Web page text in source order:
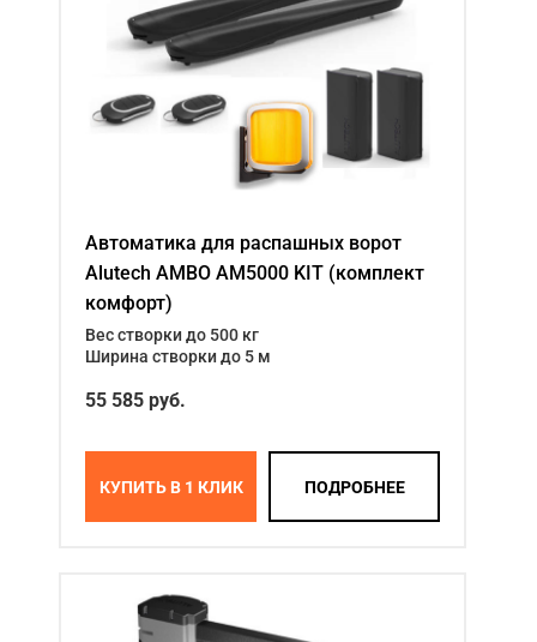
Автоматика для распашных ворот
Alutech AMBO AM5000 KIT (комплект
комфорт)
Вес створки до 500 кг
Ширина створки до 5 м
55 585 руб.
КУПИТЬ В 1 КЛИК ПОДРОБНЕЕ